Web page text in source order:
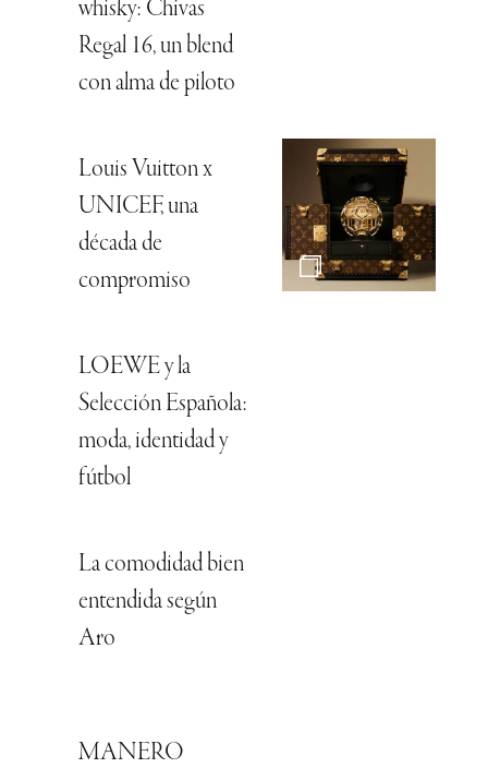
whisky: Chivas
Regal 16, un blend
con alma de piloto
Louis Vuitton x
UNICEF, una
década de
compromiso
LOEWE y la
Selección Española:
moda, identidad y
fútbol
La comodidad bien
entendida según
Aro
MANERO